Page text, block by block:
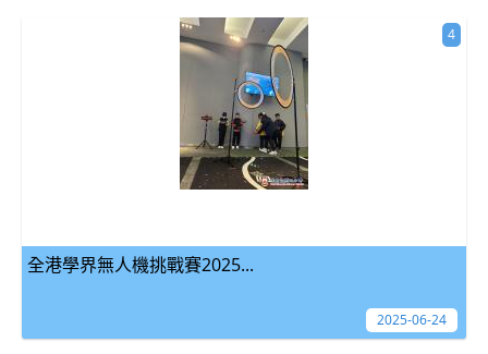
全港學界無人機挑戰賽2025...
4
2025-06-24